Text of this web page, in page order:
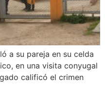
a su pareja en su celda
en una visita conyugal
calificó el crimen